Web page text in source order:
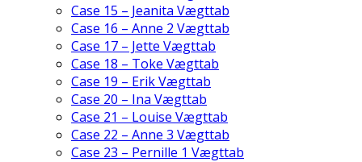
Case 15 – Jeanita Vægttab
Case 16 – Anne 2 Vægttab
Case 17 – Jette Vægttab
Case 18 – Toke Vægttab
Case 19 – Erik Vægttab
Case 20 – Ina Vægttab
Case 21 – Louise Vægttab
Case 22 – Anne 3 Vægttab
Case 23 – Pernille 1 Vægttab